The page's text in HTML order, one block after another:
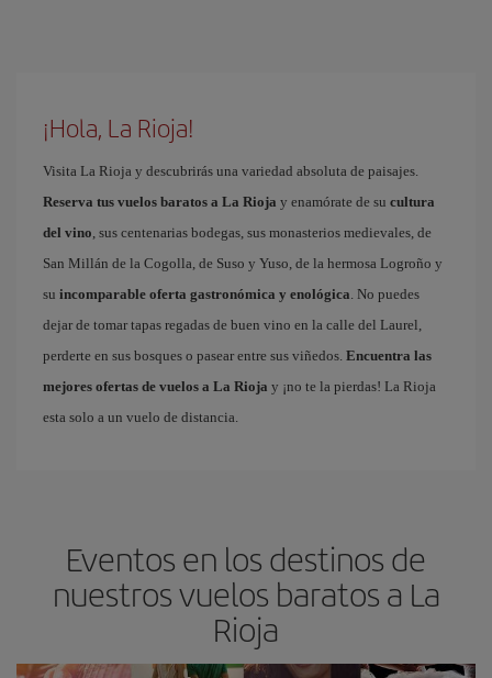
¡Hola, La Rioja!
Visita La Rioja y descubrirás una variedad absoluta de paisajes.
Reserva tus vuelos baratos a La Rioja y enamórate de su cultura
del vino , sus centenarias bodegas, sus monasterios medievales, de
San Millán de la Cogolla, de Suso y Yuso, de la hermosa Logroño y
su incomparable oferta gastronómica y enológica . No puedes
dejar de tomar tapas regadas de buen vino en la calle del Laurel,
perderte en sus bosques o pasear entre sus viñedos. Encuentra las
mejores ofertas de vuelos a La Rioja y ¡no te la pierdas! La Rioja
esta solo a un vuelo de distancia.
Eventos en los destinos de
nuestros vuelos baratos a La
Rioja